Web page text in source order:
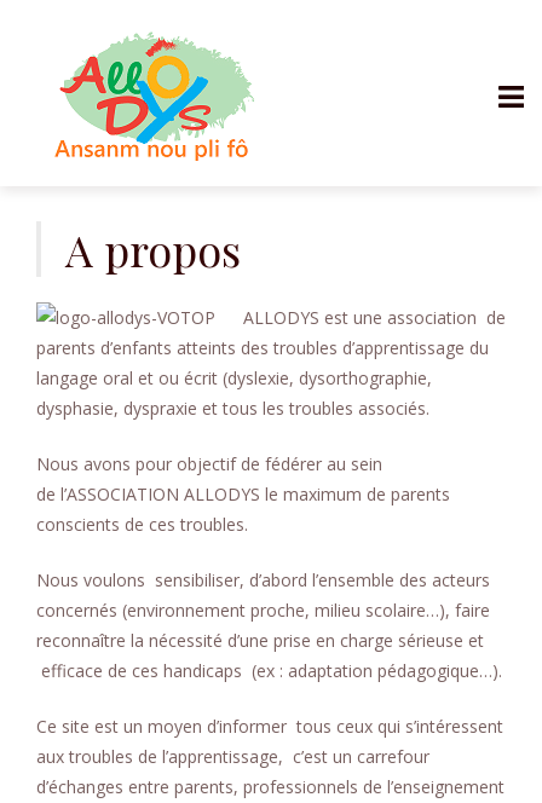
A propos
ALLODYS est une association de
parents d’enfants atteints des troubles d’apprentissage du
langage oral et ou écrit (dyslexie, dysorthographie,
dysphasie, dyspraxie et tous les troubles associés.
Nous avons pour objectif de fédérer au sein
de l’ASSOCIATION ALLODYS le maximum de parents
conscients de ces troubles.
Nous voulons sensibiliser, d’abord l’ensemble des acteurs
concernés (environnement proche, milieu scolaire…), faire
reconnaître la nécessité d’une prise en charge sérieuse et
efficace de ces handicaps (ex : adaptation pédagogique…).
Ce site est un moyen d’informer tous ceux qui s’intéressent
aux troubles de l’apprentissage, c’est un carrefour
d’échanges entre parents, professionnels de l’enseignement